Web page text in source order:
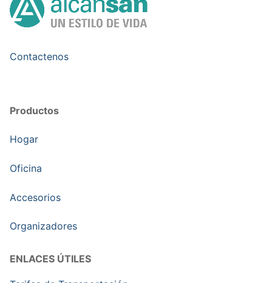
Contactenos
Productos
Hogar
Oficina
Accesorios
Organizadores
ENLACES ÚTILES